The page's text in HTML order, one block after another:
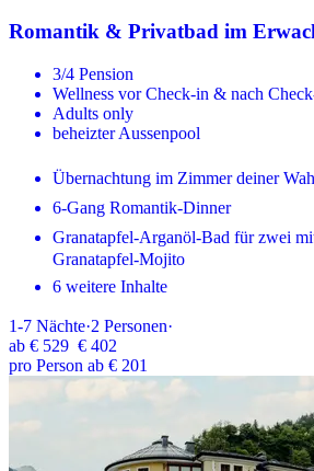
Romantik & Privatbad im
3/4 Pension
Wellness vor Check-in & nach
Adults only
beheizter Aussenpool
Übernachtung im Zimmer deiner
6-Gang Romantik-Dinner
Granatapfel-Arganöl-Bad für zwei
Granatapfel-Mojito
6 weitere Inhalte
1-7 Nächte·2 Personen·
ab € 529 € 402
pro Person ab € 201